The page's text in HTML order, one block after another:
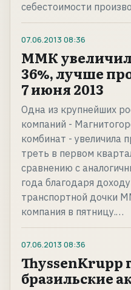
себестоимости
07.06.2013 08:36
ММК
36%, лучше
7 июня 2013
Одна из крупнейших
компаний -
комбинат - увеличила
треть в первом
сравнению с
года благодаря
транспортной дочки
компания в пятницу.…
07.06.2013 08:36
ThyssenKrupp
бразильские